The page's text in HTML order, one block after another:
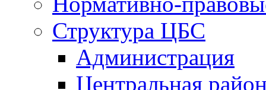
Структура ЦБС
Администрация
Центральная